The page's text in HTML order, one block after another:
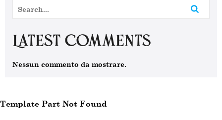
Latest Comments
Nessun commento da mostrare.
Template Part Not Found